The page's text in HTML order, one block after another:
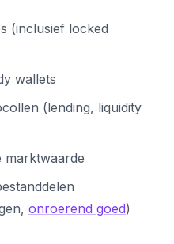
(inclusief locked
wallets
(lending, liquidity
marktwaarde
onroerend goed)